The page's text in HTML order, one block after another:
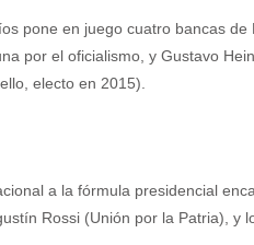
pone en juego cuatro bancas de
por el oficialismo, y Gustavo
electo en 2015).
a la fórmula presidencial
Rossi (Unión por la Patria), y